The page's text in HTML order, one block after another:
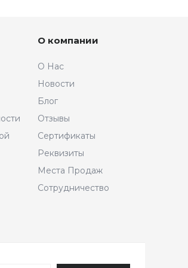
О компании
О Нас
Новости
Блог
Отзывы
Сертификаты
Реквизиты
Места Продаж
Сотрудничество